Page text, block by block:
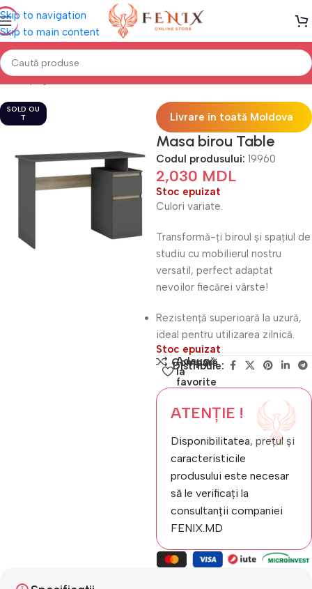
Skip to navigation
Skip to main content
Prima pagină Mobilă BIROU Mese de birou
SOLD OU
T
Livrare în toată Moldova
Masa birou Table
Codul produsului: 19960
2,030 MDL
Stoc epuizat
Culori variate.
Transformă-ți biroul și spațiul de
studiu cu mobilierul nostru
versatil, perfect adaptat
nevoilor fiecărei vârste!
Rezistență superioară la uzură,
ideal pentru utilizarea zilnică.
Stoc epuizat
Compară
Adaugă
la
favorite
Distribuie:
ATENȚIE !
Disponibilitatea, prețul și
caracteristicile
produsului este necesar
să le verificați la
consultanții companiei
FENIX.MD